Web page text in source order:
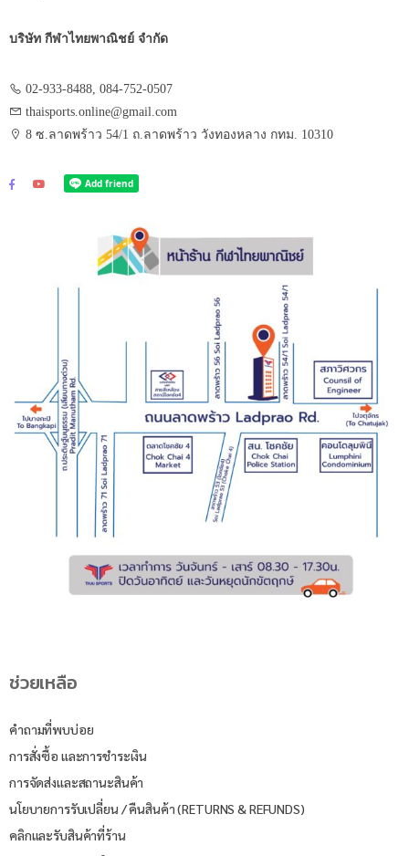
บริษัท กีฬาไทยพาณิชย์ จำกัด
02-933-8488, 084-752-0507
thaisports.online@gmail.com
8 ซ.ลาดพร้าว 54/1 ถ.ลาดพร้าว วังทองหลาง กทม. 10310
ช่วยเหลือ
คำถามที่พบบ่อย
การสั่งซื้อ และการชำระเงิน
การจัดส่งและสถานะสินค้า
นโยบายการรับเปลี่ยน / คืนสินค้า (RETURNS & REFUNDS)
คลิกและรับสินค้าที่ร้าน